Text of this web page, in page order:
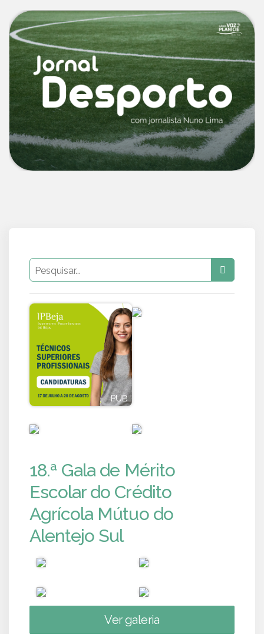
PUB
18.ª Gala de Mérito
Escolar do Crédito
Agrícola Mútuo do
Alentejo Sul
Ver galeria